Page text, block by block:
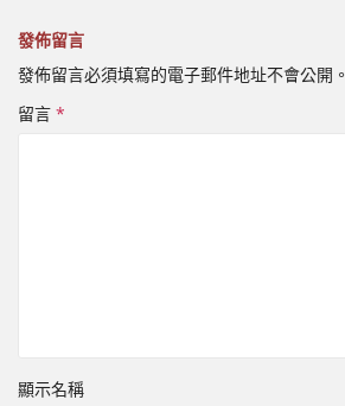
發佈留言
發佈留言必須填寫的電子郵件地址不會公開。
留言 *
顯示名稱